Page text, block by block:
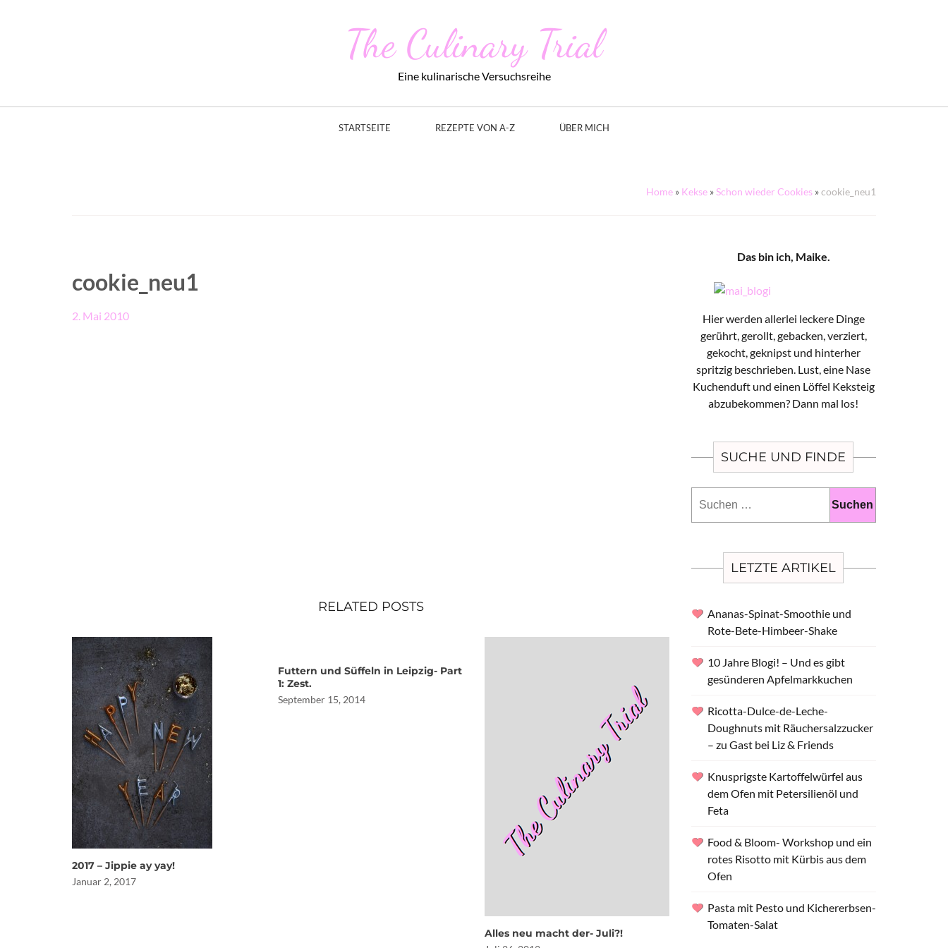
The Culinary Trial
Eine kulinarische Versuchsreihe
STARTSEITE REZEPTE VON A-Z ÜBER MICH
Home » Kekse »Schon wieder Cookies »cookie_neu1
cookie_neu1
2. Mai 2010
RELATED POSTS
2017 – Jippie ay yay!
Januar 2, 2017
Futtern und Süffeln in Leipzig- Part
1: Zest.
September 15, 2014
Alles neu macht der- Juli?!
Das bin ich, Maike.
Hier werden allerlei leckere Dinge
gerührt, gerollt, gebacken, verziert,
gekocht, geknipst und hinterher
spritzig beschrieben. Lust, eine Nase
Kuchenduft und einen Löffel Keksteig
abzubekommen? Dann mal los!
SUCHE UND FINDE
nach:
LETZTE ARTIKEL
Ananas-Spinat-Smoothie und
Rote-Bete-Himbeer-Shake
10 Jahre Blogi! – Und es gibt
gesünderen Apfelmarkkuchen
Ricotta-Dulce-de-Leche-
Doughnuts mit Räuchersalzzucker
– zu Gast bei Liz & Friends
Knusprigste Kartoffelwürfel aus
dem Ofen mit Petersilienöl und
Feta
Food & Bloom- Workshop und ein
rotes Risotto mit Kürbis aus dem
Ofen
Pasta mit Pesto und Kichererbsen-
Tomaten-Salat